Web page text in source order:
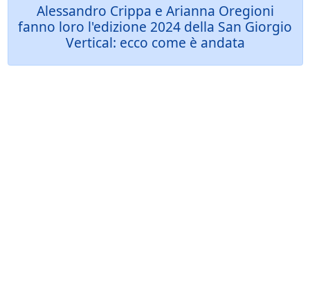
Alessandro Crippa e Arianna Oregioni
fanno loro l'edizione 2024 della San Giorgio
Vertical: ecco come è andata